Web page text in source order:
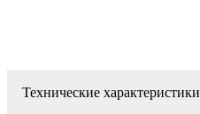
Технические характеристики